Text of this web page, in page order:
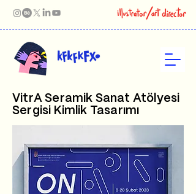
VitrA Seramik Sanat Atölyesi
Sergisi Kimlik Tasarımı